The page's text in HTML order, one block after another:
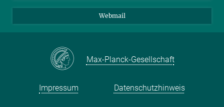
Webmail
Max-Planck-Gesellschaft
Impressum Datenschutzhinweis